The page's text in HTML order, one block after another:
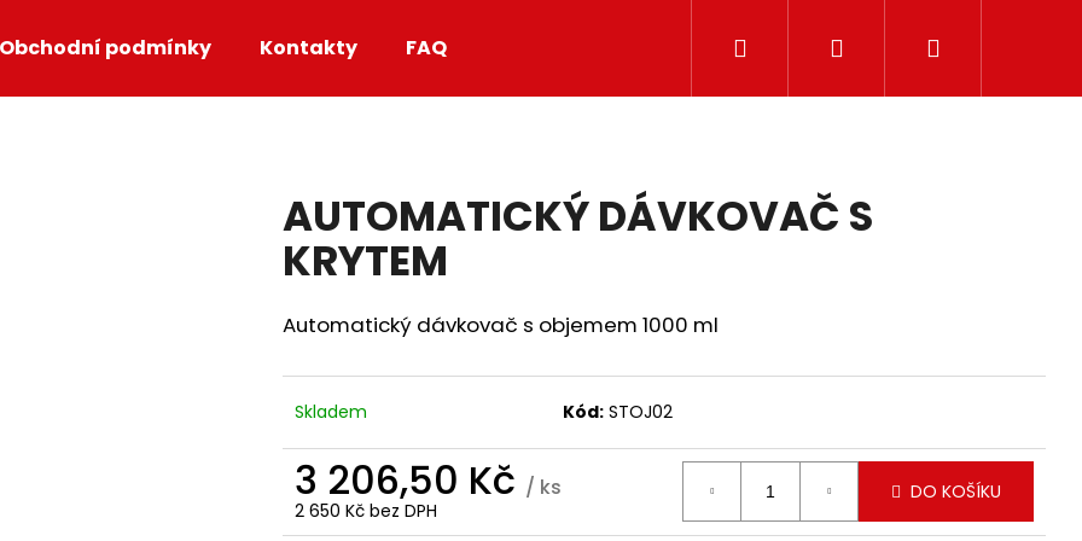
Obchodní podmínky Kontakty FAQ Přihlášení
AUTOMATICKÝ DÁVKOVAČ S
KRYTEM
Automatický dávkovač s objemem 1000 ml
Skladem Kód: STOJ02
3 206,50 Kč / ks
2 650 Kč bez DPH
Měrná
DO KOŠÍKU
HLEDAT